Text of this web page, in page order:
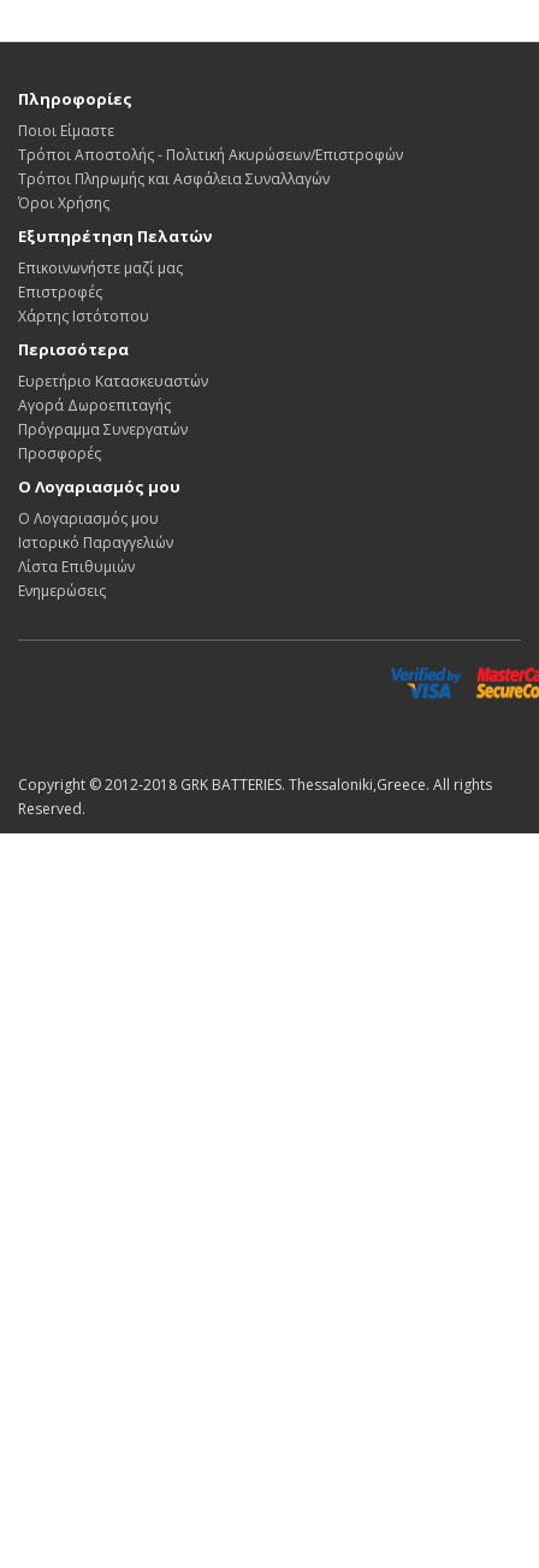
Πληροφορίες
Ποιοι Είμαστε
Τρόποι Αποστολής - Πολιτική Ακυρώσεων/Επιστροφών
Τρόποι Πληρωμής και Ασφάλεια Συναλλαγών
Όροι Χρήσης
Εξυπηρέτηση Πελατών
Επικοινωνήστε μαζί μας
Επιστροφές
Χάρτης Ιστότοπου
Περισσότερα
Ευρετήριο Κατασκευαστών
Αγορά Δωροεπιταγής
Πρόγραμμα Συνεργατών
Προσφορές
Ο Λογαριασμός μου
Ο Λογαριασμός μου
Ιστορικό Παραγγελιών
Λίστα Επιθυμιών
Ενημερώσεις
Copyright © 2012-2018 GRK BATTERIES. Thessaloniki,Greece. All rights
Reserved.